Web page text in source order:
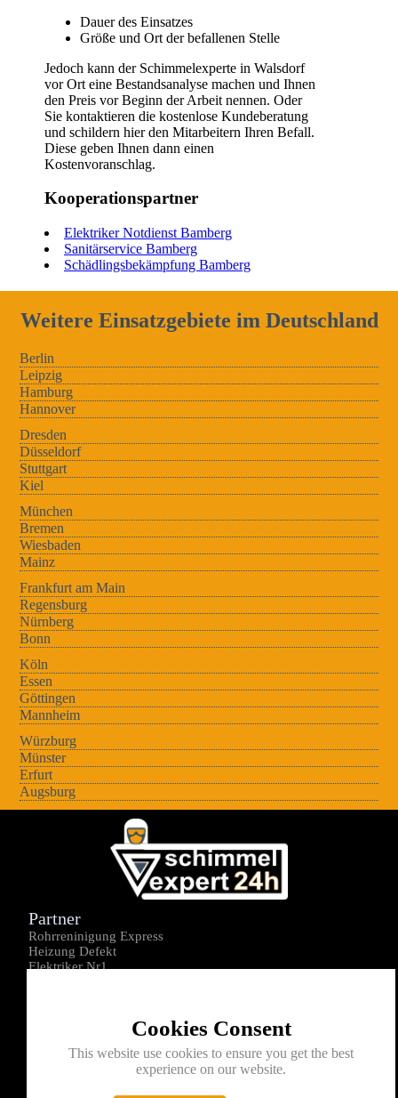
Dauer des Einsatzes
Größe und Ort der befallenen Stelle
Jedoch kann der Schimmelexperte in Walsdorf
vor Ort eine Bestandsanalyse machen und Ihnen
den Preis vor Beginn der Arbeit nennen. Oder
Sie kontaktieren die kostenlose Kundeberatung
und schildern hier den Mitarbeitern Ihren Befall.
Diese geben Ihnen dann einen
Kostenvoranschlag.
Kooperationspartner
Elektriker Notdienst Bamberg
Sanitärservice Bamberg
Schädlingsbekämpfung Bamberg
Weitere Einsatzgebiete im Deutschland
Berlin
Leipzig
Hamburg
Hannover
Dresden
Düsseldorf
Stuttgart
Kiel
München
Bremen
Wiesbaden
Mainz
Frankfurt am Main
Regensburg
Nürnberg
Bonn
Köln
Essen
Göttingen
Mannheim
Würzburg
Münster
Erfurt
Augsburg
Cookies Consent
This website use cookies to ensure you get the best
experience on our website.
Partner
Rohrreninigung Express
Heizung Defekt
Elektriker Nr1
Kontakt